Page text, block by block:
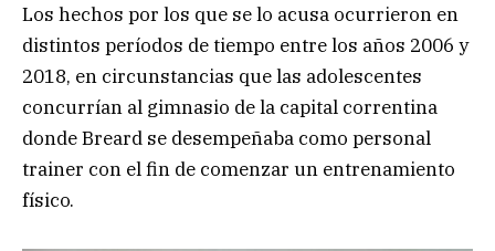
Los hechos por los que se lo acusa ocurrieron en
distintos períodos de tiempo entre los años 2006 y
2018, en circunstancias que las adolescentes
concurrían al gimnasio de la capital correntina
donde Breard se desempeñaba como personal
trainer con el fin de comenzar un entrenamiento
físico.